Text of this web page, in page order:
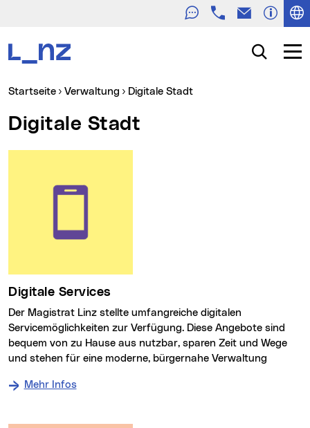
TelefonE-Mail
Suche
Sie sind hier:
Startseite Verwaltung Digitale Stadt
Digitale Stadt
Digitale Services
Der Magistrat Linz stellte umfangreiche digitalen
Servicemöglichkeiten zur Verfügung. Diese Angebote sind
bequem von zu Hause aus nutzbar, sparen Zeit und Wege
und stehen für eine moderne, bürgernahe Verwaltung
Mehr Infos